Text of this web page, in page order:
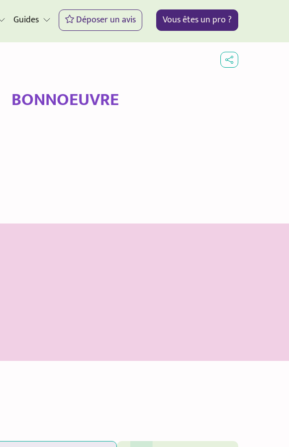
Guides Déposer un avis Vous êtes un pro ?
BONNOEUVRE